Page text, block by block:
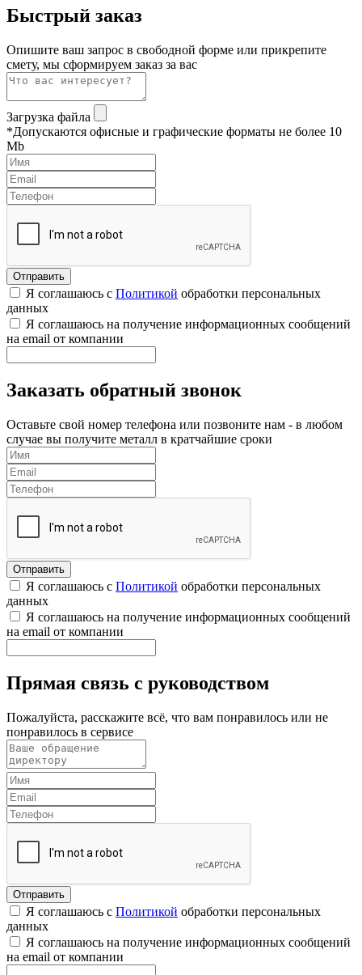
Быстрый заказ
Опишите ваш запрос в свободной форме или прикрепите
смету, мы сформируем заказ за вас
Загрузка файла
*Допускаются офисные и графические форматы не более 10
Mb
Я соглашаюсь с Политикой обработки персональных
данных
Я соглашаюсь на получение информационных сообщений
на email от компании
Заказать обратный звонок
Оставьте свой номер телефона или позвоните нам - в любом
случае вы получите металл в кратчайшие сроки
Я соглашаюсь с Политикой обработки персональных
данных
Я соглашаюсь на получение информационных сообщений
на email от компании
Прямая связь с руководством
Пожалуйста, расскажите всё, что вам понравилось или не
понравилось в сервисе
Я соглашаюсь с Политикой обработки персональных
данных
Я соглашаюсь на получение информационных сообщений
на email от компании